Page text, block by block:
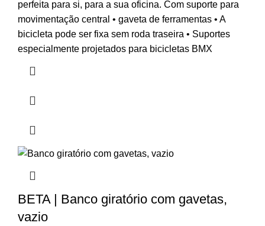
perfeita para si, para a sua oficina. Com suporte para
movimentação central • gaveta de ferramentas • A
bicicleta pode ser fixa sem roda traseira • Suportes
especialmente projetados para bicicletas BMX
BETA | Banco giratório com gavetas,
vazio